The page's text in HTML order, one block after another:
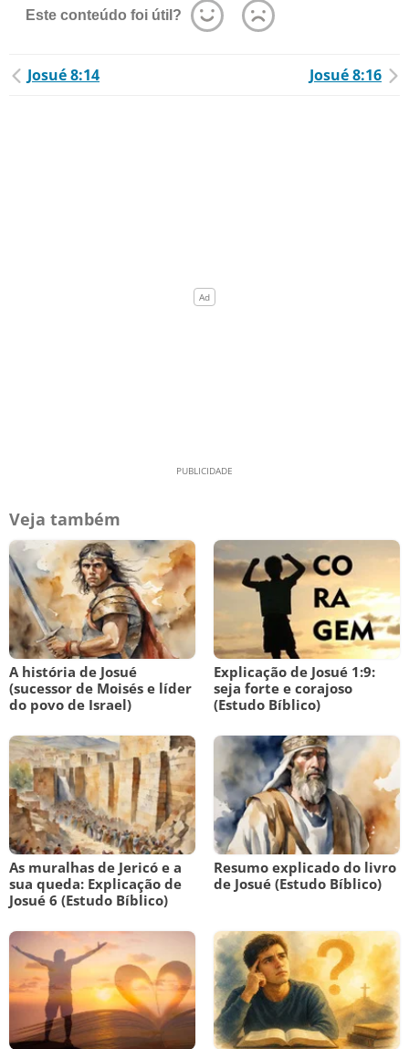
Este conteúdo foi útil?
Josué 8:14 Josué 8:16
Veja também
A história de Josué
(sucessor de Moisés e líder
do povo de Israel)
Explicação de Josué 1:9:
seja forte e corajoso
(Estudo Bíblico)
As muralhas de Jericó e a
sua queda: Explicação de
Josué 6 (Estudo Bíblico)
Resumo explicado do livro
de Josué (Estudo Bíblico)